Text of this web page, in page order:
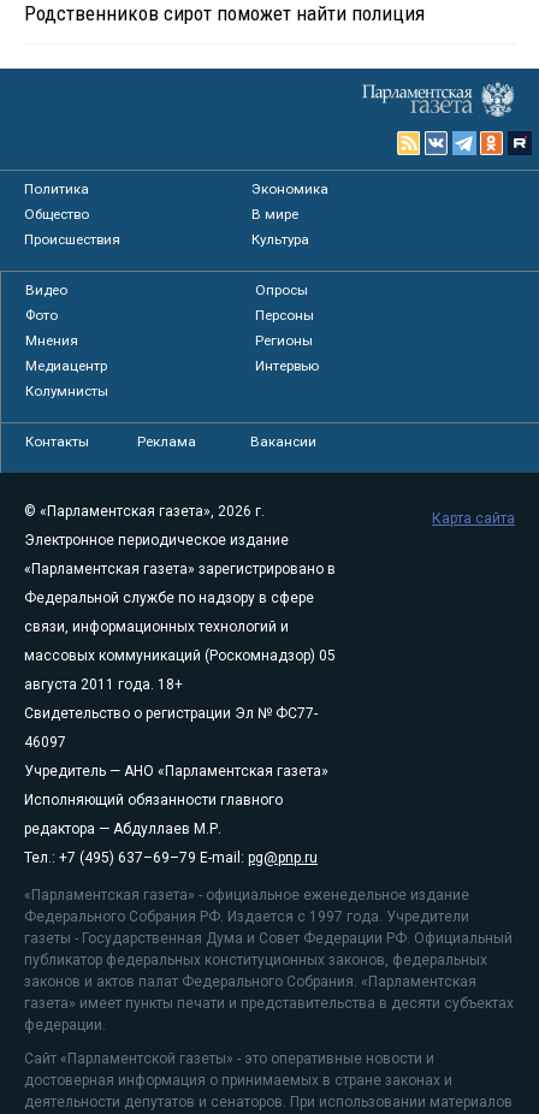
Родственников сирот поможет найти полиция
Политика
Экономика
Общество
В мире
Происшествия
Культура
Видео
Опросы
Фото
Персоны
Мнения
Регионы
Медиацентр
Интервью
Колумнисты
Контакты Реклама Вакансии
© «Парламентская газета», 2026 г.
Электронное периодическое издание
«Парламентская газета» зарегистрировано в
Федеральной службе по надзору в сфере
связи, информационных технологий и
массовых коммуникаций (Роскомнадзор) 05
августа 2011 года. 18+
Свидетельство о регистрации Эл № ФС77-
46097
Учредитель — АНО «Парламентская газета»
Исполняющий обязанности главного
редактора — Абдуллаев М.Р.
Тел.: +7 (495) 637–69–79 E-mail: pg@pnp.ru
«Парламентская газета» - официальное еженедельное издание
Федерального Собрания РФ. Издается с 1997 года. Учредители
газеты - Государственная Дума и Совет Федерации РФ. Официальный
публикатор федеральных конституционных законов, федеральных
законов и актов палат Федерального Собрания. «Парламентская
газета» имеет пункты печати и представительства в десяти субъектах
федерации.
Сайт «Парламентской газеты» - это оперативные новости и
достоверная информация о принимаемых в стране законах и
деятельности депутатов и сенаторов. При использовании материалов
Карта сайта